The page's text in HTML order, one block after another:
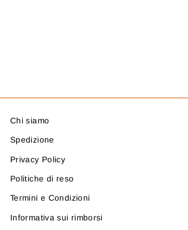
Chi siamo
Spedizione
Privacy Policy
Politiche di reso
Termini e Condizioni
Informativa sui rimborsi